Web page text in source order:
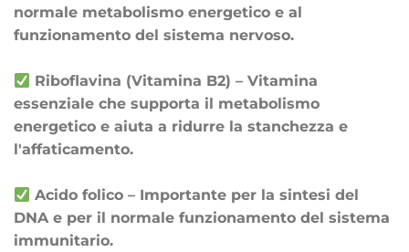
normale metabolismo energetico e al
funzionamento del sistema nervoso.
Riboflavina (Vitamina B2) – Vitamina
essenziale che supporta il metabolismo
energetico e aiuta a ridurre la stanchezza e
l'affaticamento.
Acido folico – Importante per la sintesi del
DNA e per il normale funzionamento del sistema
immunitario.